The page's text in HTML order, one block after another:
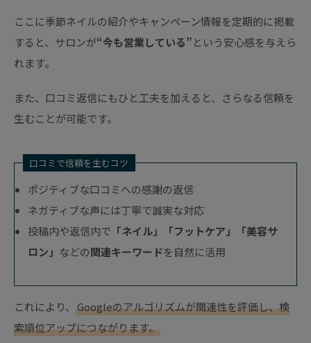
ここに季節ネイルの紹介やキャンペーン情報を定期的に掲載
すると、サロンが“今も営業している”という安心感を与えら
れます。
また、口コミ返信にもひと工夫を加えると、さらなる信頼を
生むことが可能です。
口コミで信頼を生むコツ
ポジティブな口コミへの感謝の返信
ネガティブな声には丁寧で誠実な対応
投稿内や返信内で 「ネイル」「フットケア」「美容サ
ロン」 などの関連キーワードを自然に活用
これにより、 Googleのアルゴリズムが関連性を評価し、検
索順位アップにつながります。